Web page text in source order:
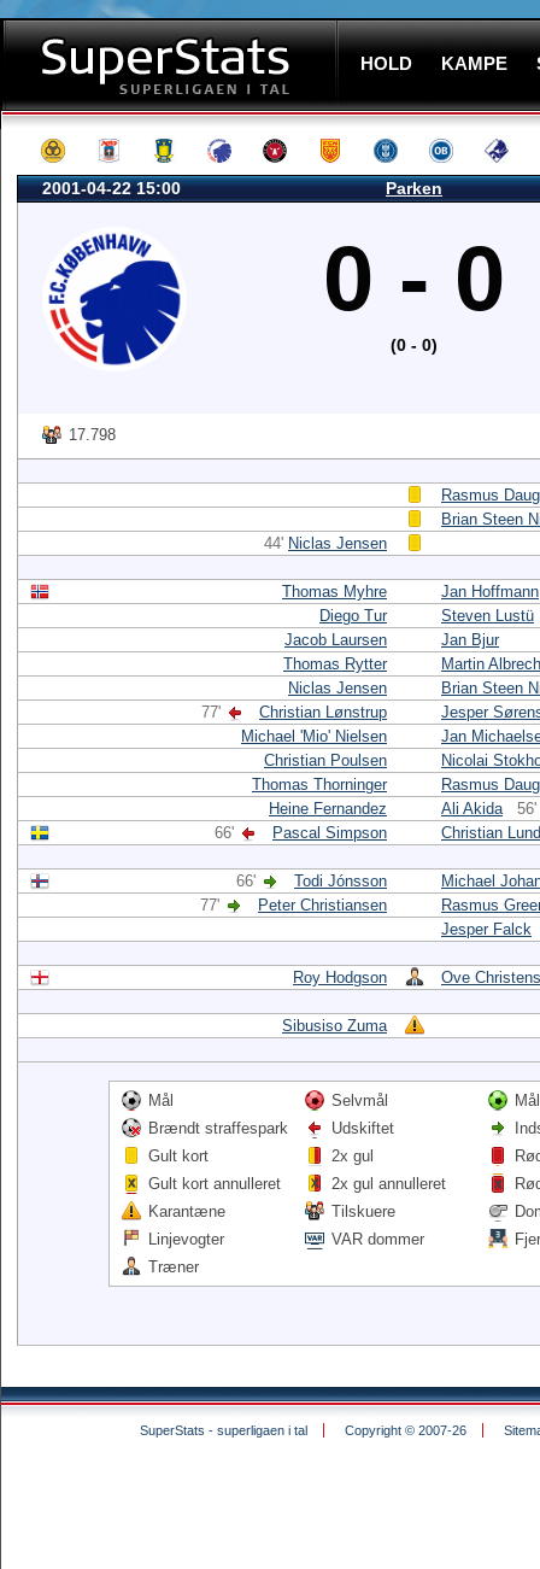
HOLD KAMPE
2001-04-22 15:00 Parken
0 - 0
(0 - 0)
17.798
Rasmus
Brian Steen
44' Niclas Jensen
Thomas Myhre
Jan Hoffmann
Diego Tur
Steven Lustü
Jacob Laursen
Jan Bjur
Thomas Rytter
Martin
Niclas Jensen
Brian Steen
77'
Christian Lønstrup
Jesper
Michael 'Mio' Nielsen
Jan
Christian Poulsen
Nicolai
Thomas Thorninger
Rasmus
Heine Fernandez
Ali Akida
56'
66'
Pascal Simpson Christian
66' Todi Jónsson
Michael
77'
Peter Christiansen
Rasmus
Jesper Falck
Roy Hodgson Ove
Sibusiso Zuma
Mål Selvmål
Brændt straffespark
Udskiftet
Gult kort
2x gul
Gult kort annulleret
2x gul annulleret
Karantæne
Tilskuere
Linjevogter
VAR dommer
Træner
SuperStats - superligaen i tal Copyright © 2007-26